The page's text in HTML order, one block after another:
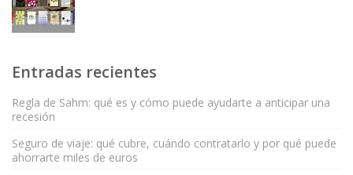
Entradas recientes
Regla de Sahm: qué es y cómo puede ayudarte a anticipar una
recesión
Seguro de viaje: qué cubre, cuándo contratarlo y por qué puede
ahorrarte miles de euros